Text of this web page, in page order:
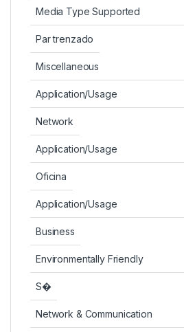
Media Type Supported
Par trenzado
Miscellaneous
Application/Usage
Network
Application/Usage
Oficina
Application/Usage
Business
Environmentally Friendly
S�
Network & Communication